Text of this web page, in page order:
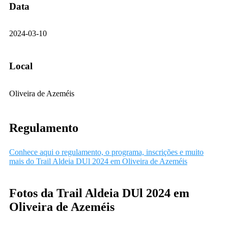
Data
2024-03-10
Local
Oliveira de Azeméis
Regulamento
Conhece aqui o regulamento, o programa, inscrições e muito
mais do Trail Aldeia DUl 2024 em Oliveira de Azeméis
Fotos da Trail Aldeia DUl 2024 em
Oliveira de Azeméis